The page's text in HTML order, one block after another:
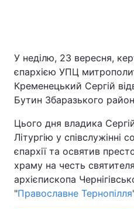
Україна
Економіка
Спорт
У неділю, 23 вересня,
єпархією УПЦ
Кременецький Сергій
Бутин Збаразького
Цього дня владика
Літургію у співслужінні
єпархії та освятив
храму на честь
архієпископа
"Православне Тернопілля